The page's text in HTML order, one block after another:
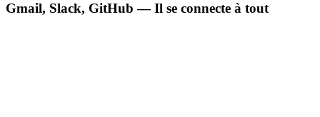
Gmail, Slack, GitHub — Il se connecte à tout